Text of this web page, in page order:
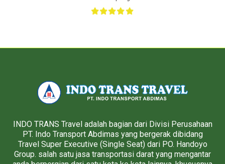
INDO TRANS Travel adalah bagian dari Divisi Perusahaan
PT. Indo Transport Abdimas yang bergerak dibidang
Travel Super Executive (Single Seat) dari PO. Handoyo
Group. salah satu jasa transportasi darat yang mengantar